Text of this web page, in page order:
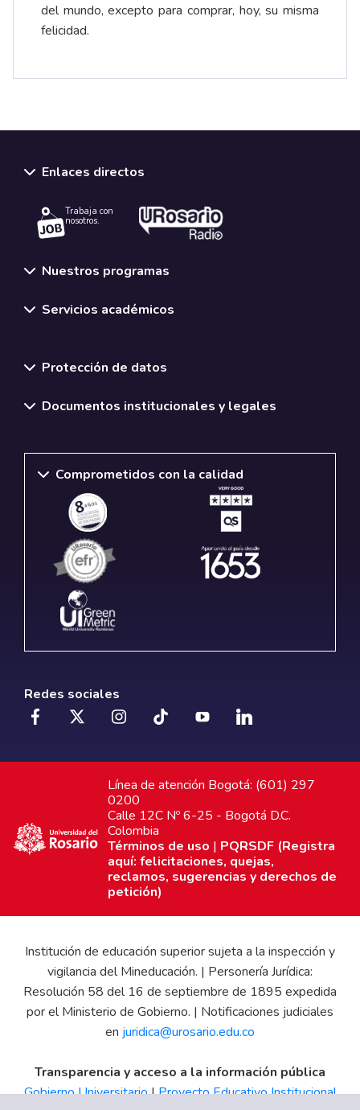
del mundo, excepto para comprar, hoy, su misma
felicidad.
Enlaces directos
Trabaja con
nosotros.
Nuestros programas
Servicios académicos
Protección de datos
Documentos institucionales y legales
Comprometidos con la calidad
Redes sociales
Línea de atención Bogotá: (601) 297
0200
Calle 12C Nº 6-25 - Bogotá D.C.
Colombia
Términos de uso | PQRSDF (Registra
aquí: felicitaciones, quejas,
reclamos, sugerencias y derechos de
petición)
Institución de educación superior sujeta a la inspección y
vigilancia del Mineducación. | Personería Jurídica:
Resolución 58 del 16 de septiembre de 1895 expedida
por el Ministerio de Gobierno. | Notificaciones judiciales
en juridica@urosario.edu.co
Transparencia y acceso a la información pública
Gobierno Universitario|Proyecto Educativo Institucional